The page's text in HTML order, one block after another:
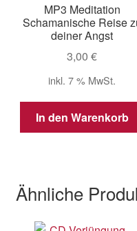
MP3 Meditation
Schamanische Reise
deiner Angst
3,00€
inkl. 7 % MwSt.
In den Warenkorb
Ähnliche